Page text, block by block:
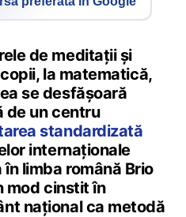
de meditații și
la matematică,
se desfășoară
de un centru
standardizată
internaționale
limba română Brio
mod cinstit în
național ca metodă